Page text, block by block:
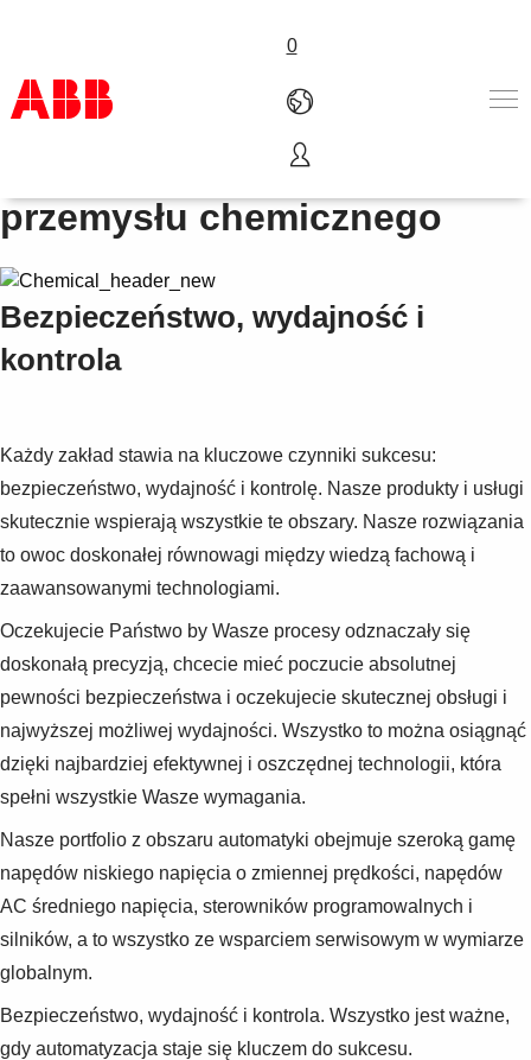
0
Produkty i rozwiązania
Branże
About us
Złóż zamówienie
Kariera
Napędy i sterowniki PLC dla
przemysłu chemicznego
Bezpieczeństwo, wydajność i
kontrola
Każdy zakład stawia na kluczowe czynniki sukcesu:
bezpieczeństwo, wydajność i kontrolę. Nasze produkty i usługi
skutecznie wspierają wszystkie te obszary. Nasze rozwiązania
to owoc doskonałej równowagi między wiedzą fachową i
zaawansowanymi technologiami.
Oczekujecie Państwo by Wasze procesy odznaczały się
doskonałą precyzją, chcecie mieć poczucie absolutnej
pewności bezpieczeństwa i oczekujecie skutecznej obsługi i
najwyższej możliwej wydajności. Wszystko to można osiągnąć
dzięki najbardziej efektywnej i oszczędnej technologii, która
spełni wszystkie Wasze wymagania.
Nasze portfolio z obszaru automatyki obejmuje szeroką gamę
napędów niskiego napięcia o zmiennej prędkości, napędów
AC średniego napięcia, sterowników programowalnych i
silników, a to wszystko ze wsparciem serwisowym w wymiarze
globalnym.
Bezpieczeństwo, wydajność i kontrola. Wszystko jest ważne,
gdy automatyzacja staje się kluczem do sukcesu.